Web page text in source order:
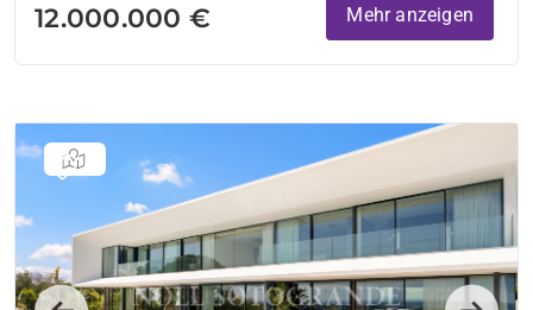
12.000.000 € Mehr anzeigen